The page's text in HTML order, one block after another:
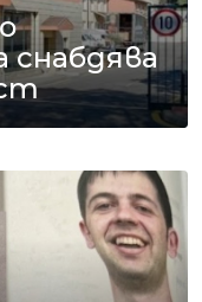
снабдява